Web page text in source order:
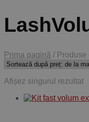
Prima pagină / Produse
Afișez singurul rezultat